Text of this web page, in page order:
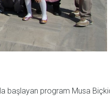
başlayan program Musa